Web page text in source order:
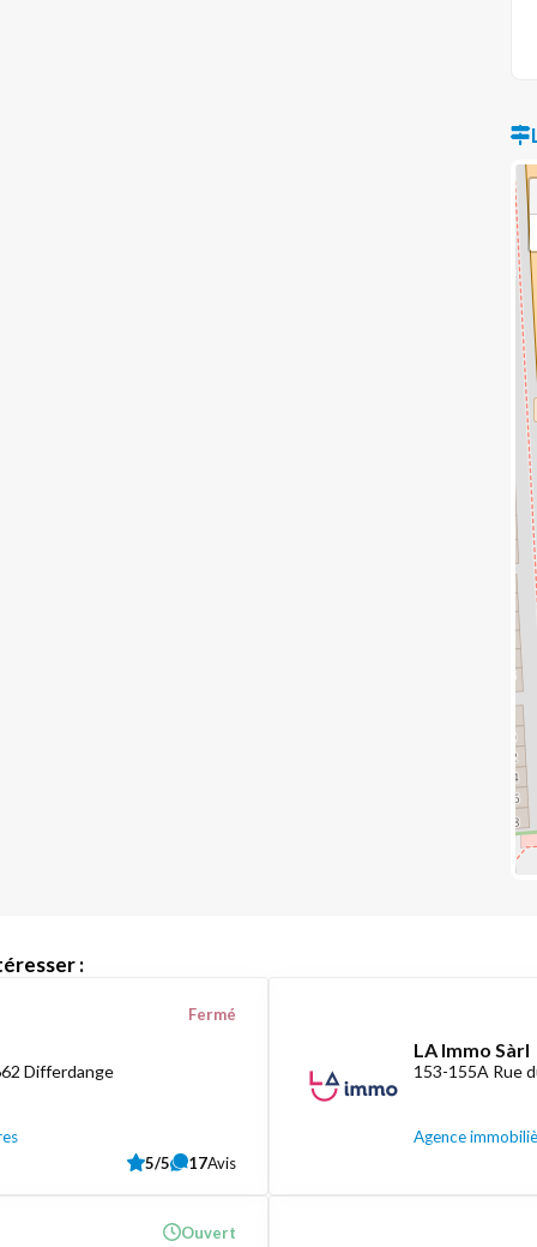
:
Differdange
Fermé
5/5 17Avis
LA Immo Sàrl
153-155A Rue
Agence
Ouvert